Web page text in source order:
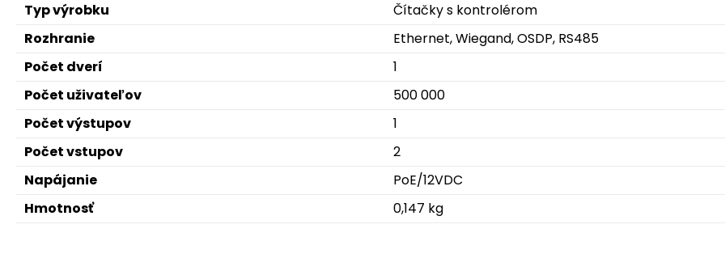
Typ výrobku
Čítačky s kontrolérom
Rozhranie
Ethernet, Wiegand, OSDP, RS485
Počet dverí
1
Počet uživateľov
500 000
Počet výstupov
1
Počet vstupov
2
Napájanie
PoE/12VDC
Hmotnosť
0,147 kg